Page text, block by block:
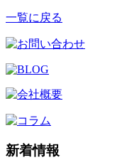
一覧に戻る
新着情報